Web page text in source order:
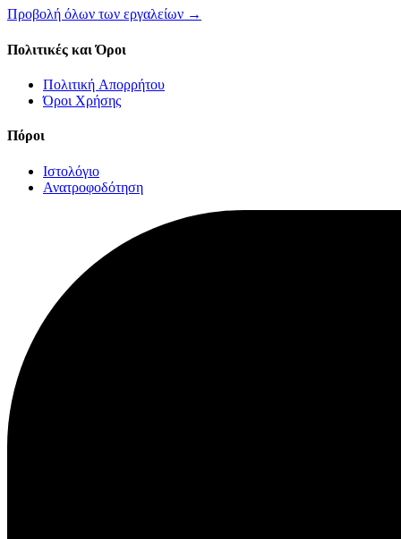
Προβολή όλων των εργαλείων →
Πολιτικές και Όροι
Πολιτική Απορρήτου
Όροι Χρήσης
Πόροι
Ιστολόγιο
Ανατροφοδότηση